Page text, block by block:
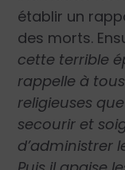
établir un
des morts.
cette terrible
rappelle à
religieuses
secourir et
d’administrer